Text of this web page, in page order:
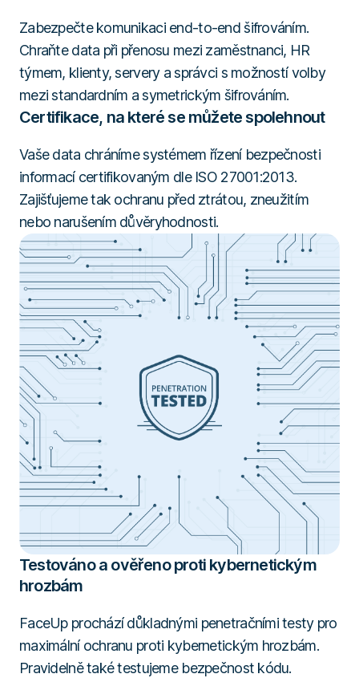
Zabezpečte komunikaci end-to-end šifrováním.
Chraňte data při přenosu mezi zaměstnanci, HR
týmem, klienty, servery a správci s možností volby
mezi standardním a symetrickým šifrováním.
Certifikace, na které se můžete spolehnout
Vaše data chráníme systémem řízení bezpečnosti
informací certifikovaným dle ISO 27001:2013.
Zajišťujeme tak ochranu před ztrátou, zneužitím
nebo narušením důvěryhodnosti.
Testováno a ověřeno proti kybernetickým
hrozbám
FaceUp prochází důkladnými penetračními testy pro
maximální ochranu proti kybernetickým hrozbám.
Pravidelně také testujeme bezpečnost kódu.